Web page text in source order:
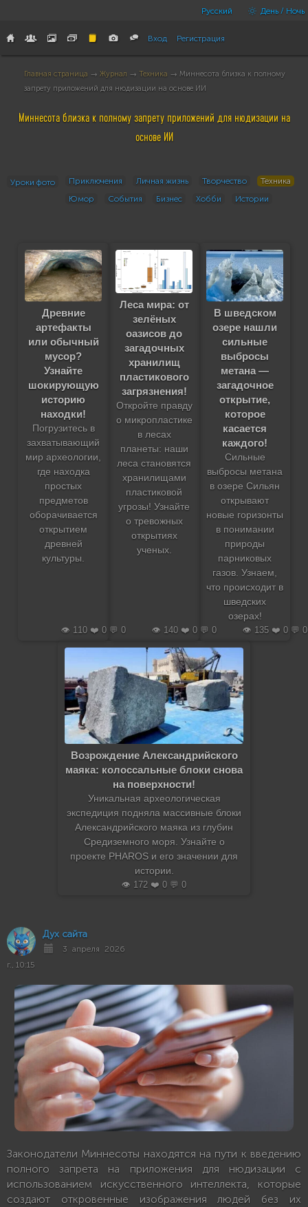
Русский День / Ночь
Вход Регистрация
Главная страница → Журнал → Техника → Миннесота близка к полному
запрету приложений для нюдизации на основе ИИ
Миннесота близка к полному запрету приложений для нюдизации на
основе ИИ
Уроки фото Приключения Личная жизнь Творчество
Техника
Юмор
События Бизнес Хобби Истории
Древние
артефакты
или обычный
мусор?
Узнайте
шокирующую
историю
находки!
Погрузитесь в
захватывающий
мир археологии,
где находка
простых
предметов
оборачивается
открытием
древней
культуры.
👁️ 110 ❤️ 0 💬 0
Леса мира: от
зелёных
оазисов до
загадочных
хранилищ
пластикового
загрязнения!
Откройте правду
о микропластике
в лесах
планеты: наши
леса становятся
хранилищами
пластиковой
угрозы! Узнайте
о тревожных
открытиях
ученых.
👁️ 140 ❤️ 0 💬 0
В шведском
озере нашли
сильные
выбросы
метана —
загадочное
открытие,
которое
касается
каждого!
Сильные
выбросы метана
в озере Сильян
открывают
новые горизонты
в понимании
природы
парниковых
газов. Узнаем,
что происходит в
шведских
озерах!
👁️ 135 ❤️ 0 💬 0
Возрождение Александрийского
маяка: колоссальные блоки снова
на поверхности!
Уникальная археологическая
экспедиция подняла массивные блоки
Александрийского маяка из глубин
Средиземного моря. Узнайте о
проекте PHAROS и его значении для
истории.
👁️ 172 ❤️ 0 💬 0
Дух сайта
3 апреля 2026
г., 10:15
Законодатели Миннесоты находятся на пути к введению
полного запрета на приложения для нюдизации с
использованием искусственного интеллекта, которые
создают откровенные изображения людей без их